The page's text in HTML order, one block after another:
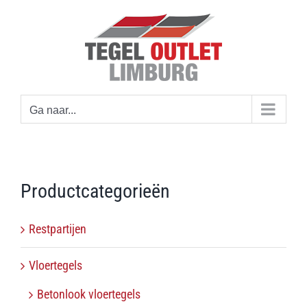
Ga naar...
Productcategorieën
Restpartijen
Vloertegels
Betonlook vloertegels